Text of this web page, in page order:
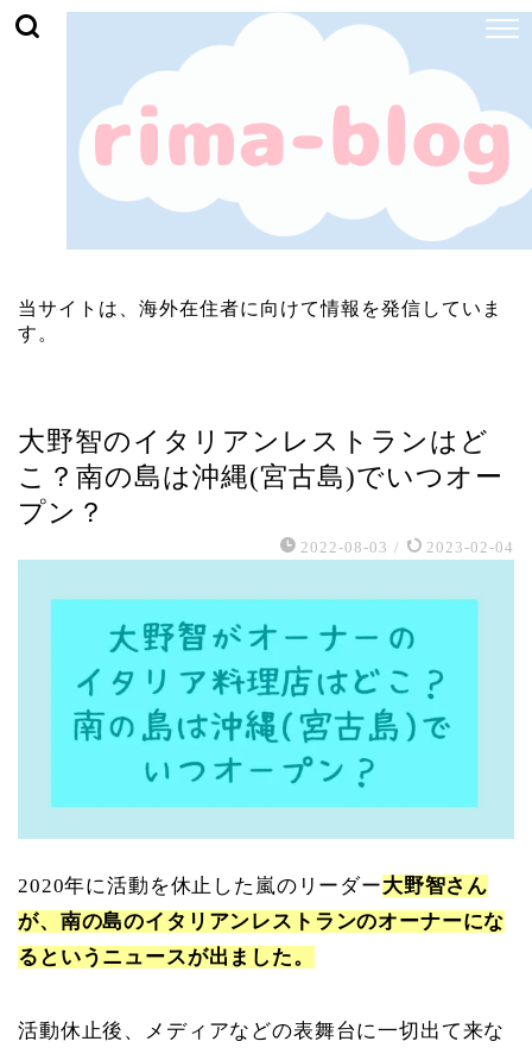
当サイトは、海外在住者に向けて情報を発信していま
す。
大野智のイタリアンレストランはど
こ？南の島は沖縄(宮古島)でいつオー
プン？
2022-08-03 / 2023-02-04
2020年に活動を休止した嵐のリーダー大野智さん
が、南の島のイタリアンレストランのオーナーにな
るというニュースが出ました。
活動休止後、メディアなどの表舞台に一切出て来な